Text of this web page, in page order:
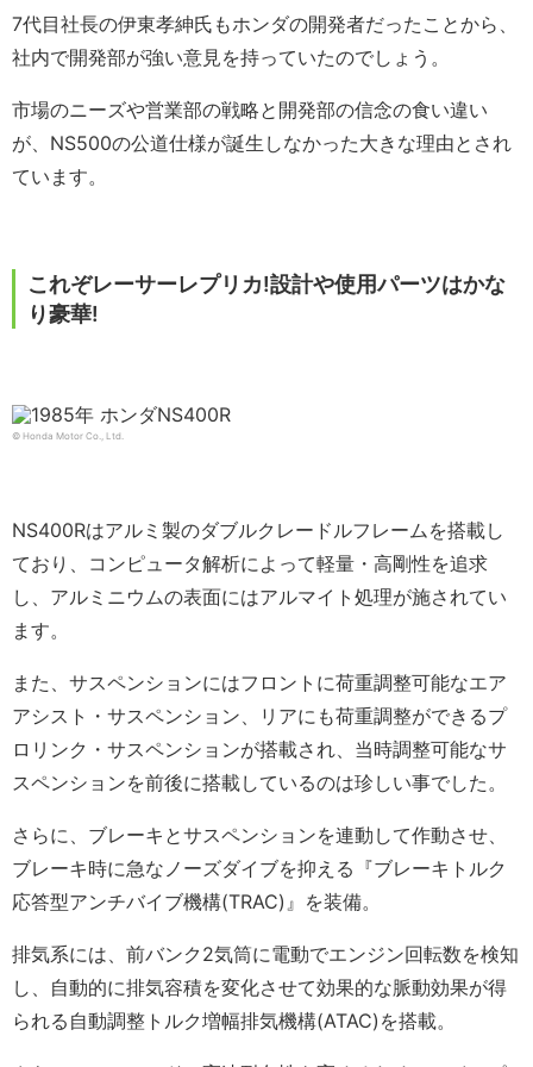
7代目社長の伊東孝紳氏もホンダの開発者だったことから、
社内で開発部が強い意見を持っていたのでしょう。
市場のニーズや営業部の戦略と開発部の信念の食い違い
が、NS500の公道仕様が誕生しなかった大きな理由とされ
ています。
これぞレーサーレプリカ!設計や使用パーツはかな
り豪華!
© Honda Motor Co., Ltd.
NS400Rはアルミ製のダブルクレードルフレームを搭載し
ており、コンピュータ解析によって軽量・高剛性を追求
し、アルミニウムの表面にはアルマイト処理が施されてい
ます。
また、サスペンションにはフロントに荷重調整可能なエア
アシスト・サスペンション、リアにも荷重調整ができるプ
ロリンク・サスペンションが搭載され、当時調整可能なサ
スペンションを前後に搭載しているのは珍しい事でした。
さらに、ブレーキとサスペンションを連動して作動させ、
ブレーキ時に急なノーズダイブを抑える『ブレーキトルク
応答型アンチバイブ機構(TRAC)』を装備。
排気系には、前バンク2気筒に電動でエンジン回転数を検知
し、自動的に排気容積を変化させて効果的な脈動効果が得
られる自動調整トルク増幅排気機構(ATAC)を搭載。